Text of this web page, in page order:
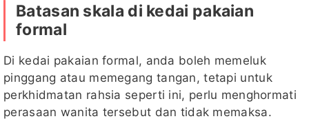
Batasan skala di kedai pakaian
formal
Di kedai pakaian formal, anda boleh memeluk
pinggang atau memegang tangan, tetapi untuk
perkhidmatan rahsia seperti ini, perlu menghormati
perasaan wanita tersebut dan tidak memaksa.